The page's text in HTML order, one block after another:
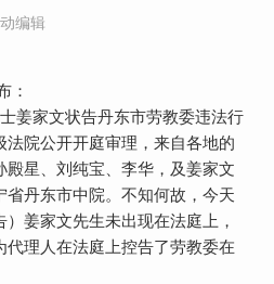
编辑
：
姜家文状告丹东市劳教委违法行
院公开开庭审理，来自各地的
星、刘纯宝、李华，及姜家文
丹东市中院。不知何故，今天
姜家文先生未出现在法庭上，
代理人在法庭上控告了劳教委在